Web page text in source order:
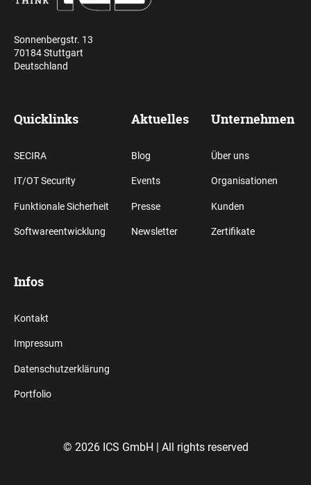
Sonnenbergstr. 13
70184 Stuttgart
Deutschland
Quicklinks
SECIRA
IT/OT Security
Funktionale Sicherheit
Softwareentwicklung
Aktuelles
Blog
Events
Presse
Newsletter
Unternehmen
Über uns
Organisationen
Kunden
Zertifikate
Infos
Kontakt
Impressum
Datenschutzerklärung
Portfolio
© 2026 ICS GmbH | All rights reserved